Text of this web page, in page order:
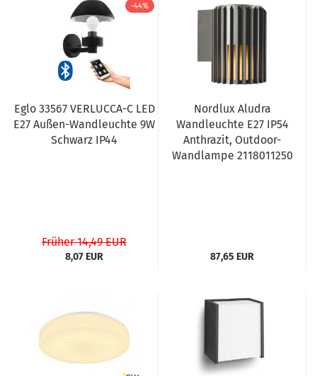
-44%
Eglo 33567 VERLUCCA-C LED
E27 Außen-Wandleuchte 9W
Schwarz IP44
Früher 14,49 EUR
8,07 EUR
Nordlux Aludra
Wandleuchte E27 IP54
Anthrazit, Outdoor-
Wandlampe 2118011250
87,65 EUR